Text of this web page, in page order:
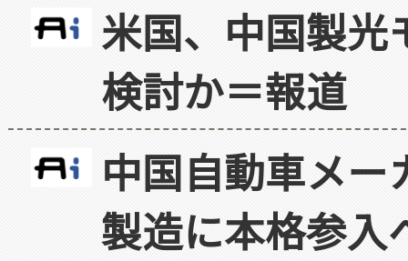
米国、中国製光
検討か＝報道
中国自動車メ
製造に本格参入